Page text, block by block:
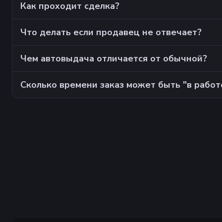
Как проходит сделка?
Что делать если продавец не отвечает?
Чем автовыдача отличается от обычной?
Сколько времени заказ может быть "в